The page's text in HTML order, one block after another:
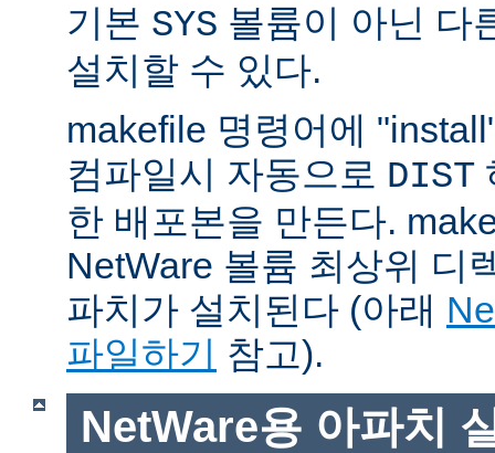
기본 SYS 볼륨이 아닌 다
설치할 수 있다.
makefile 명령어에
컴파일시 자동으로 DIST
한 배포본을 만든다.
NetWare 볼륨 최상위 디
파치가 설치된다 (아래
파일하기
참고).
NetWare용 아파치